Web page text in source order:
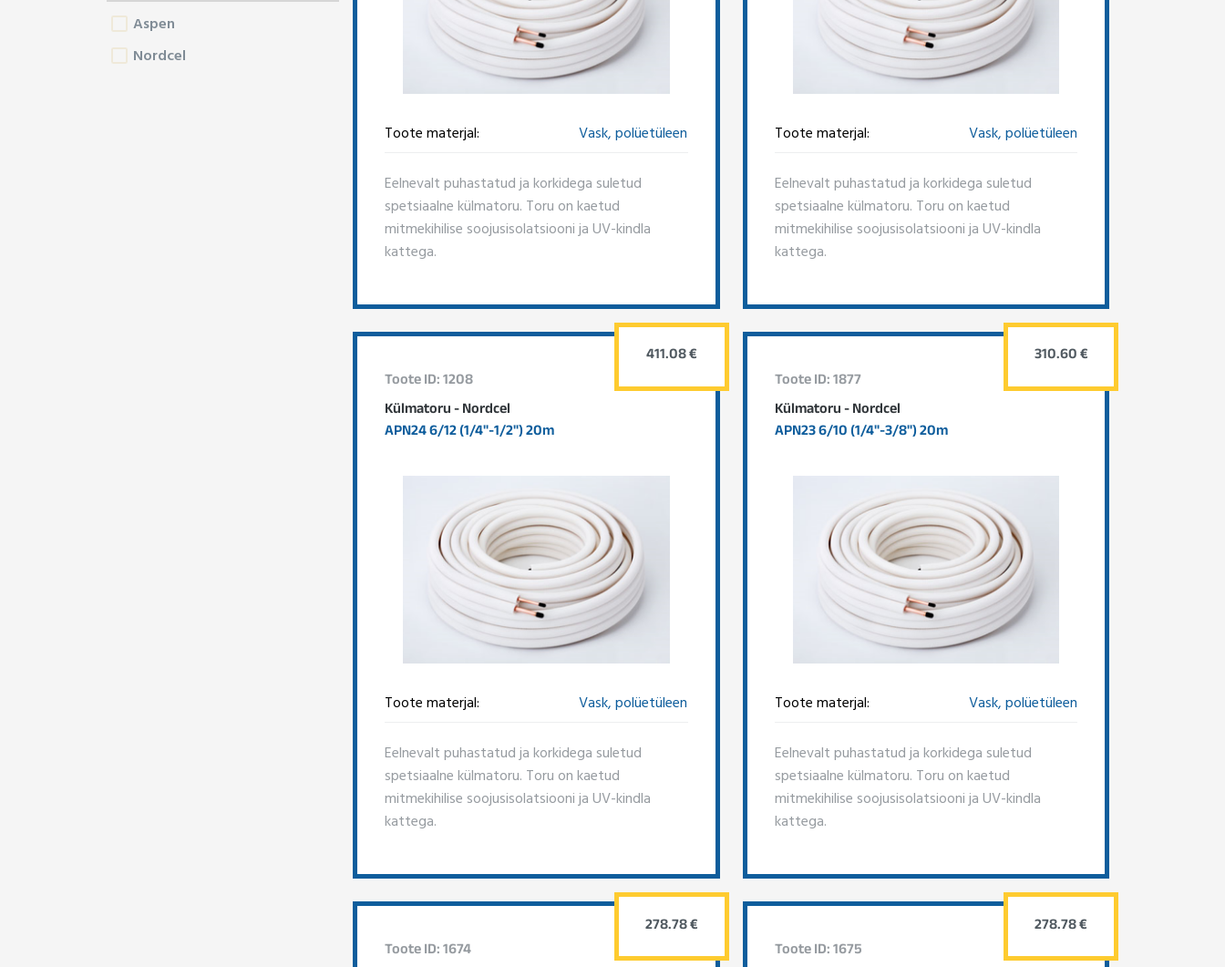
Aspen
Nordcel
Toote materjal: Vask, polüetüleen
Eelnevalt puhastatud ja korkidega suletud
spetsiaalne külmatoru. Toru on kaetud
mitmekihilise soojusisolatsiooni ja UV-kindla
kattega.
Toote materjal: Vask, polüetüleen
Eelnevalt puhastatud ja korkidega suletud
spetsiaalne külmatoru. Toru on kaetud
mitmekihilise soojusisolatsiooni ja UV-kindla
kattega.
Toote ID: 1208
Külmatoru - Nordcel
APN24 6/12 (1/4"-1/2") 20m
Toote materjal: Vask, polüetüleen
Eelnevalt puhastatud ja korkidega suletud
spetsiaalne külmatoru. Toru on kaetud
mitmekihilise soojusisolatsiooni ja UV-kindla
kattega.
411.08 €
Toote ID: 1877
Külmatoru - Nordcel
APN23 6/10 (1/4"-3/8") 20m
Toote materjal: Vask, polüetüleen
Eelnevalt puhastatud ja korkidega suletud
spetsiaalne külmatoru. Toru on kaetud
mitmekihilise soojusisolatsiooni ja UV-kindla
kattega.
310.60 €
Toote ID: 1674
278.78 €
Toote ID: 1675
278.78 €